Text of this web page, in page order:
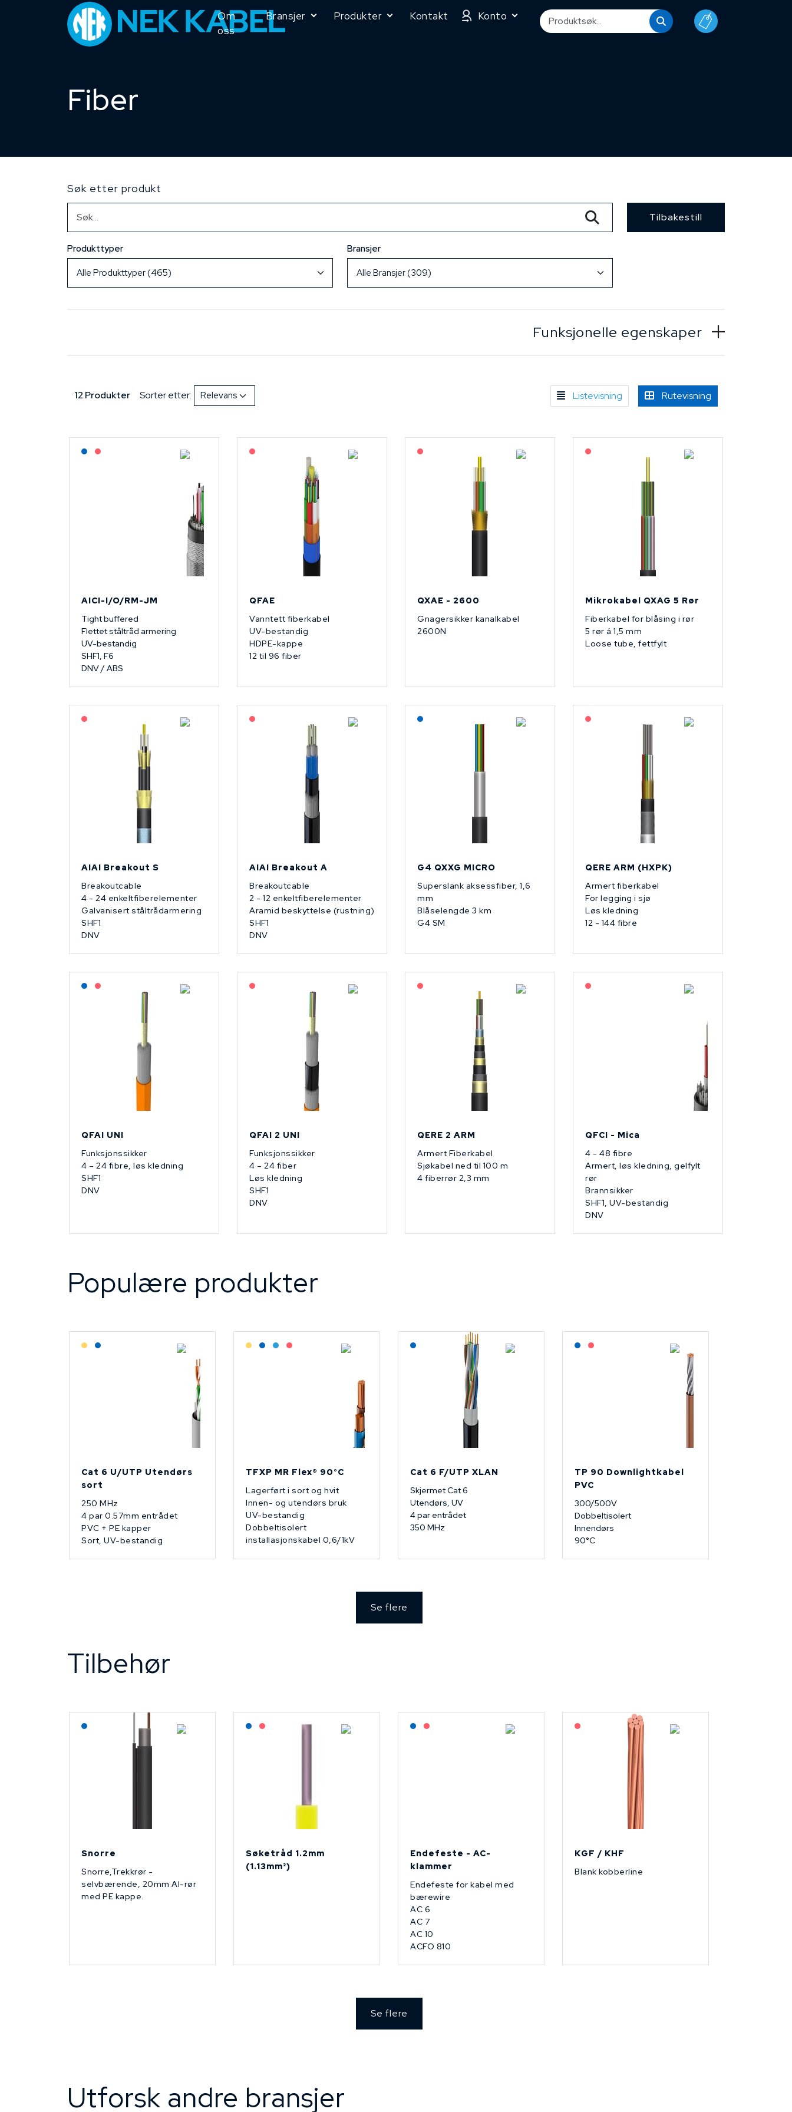
Om
oss
Bransjer Produkter Kontakt Konto
Fiber
Søk etter produkt
Tilbakestill
Produkttyper Bransjer
Funksjonelle egenskaper
12 Produkter Sorter etter: Listevisning Rutevisning
Lagerført: NEK Kabel
AICI-I/O/RM-JM
Tight buffered
Flettet ståltråd armering
UV-bestandig
SHF1, F6
DNV / ABS
QFAE
Vanntett fiberkabel
UV-bestandig
HDPE-kappe
12 til 96 fiber
QXAE - 2600
Gnagersikker kanalkabel
2600N
Mikrokabel QXAG 5 Rør
Fiberkabel for blåsing i rør
5 rør á 1,5 mm
Loose tube, fettfylt
AIAI Breakout S
Breakoutcable
4 - 24 enkeltfiberelementer
Galvanisert ståltrådarmering
SHF1
DNV
AIAI Breakout A
Breakoutcable
2 - 12 enkeltfiberelementer
Aramid beskyttelse (rustning)
SHF1
DNV
G4 QXXG MICRO
Superslank aksessfiber, 1,6
mm
Blåselengde 3 km
G4 SM
QERE ARM (HXPK)
Armert fiberkabel
For legging i sjø
Løs kledning
12 - 144 fibre
Lagerført: NEK Kabel
QFAI UNI
Funksjonssikker
4 – 24 fibre, løs kledning
SHF1
DNV
QFAI 2 UNI
Funksjonssikker
4 – 24 fiber
Løs kledning
SHF1
DNV
QERE 2 ARM
Armert Fiberkabel
Sjøkabel ned til 100 m
4 fiberrør 2,3 mm
QFCI - Mica
4 - 48 fibre
Armert, løs kledning, gelfylt
rør
Brannsikker
SHF1, UV-bestandig
DNV
Populære produkter
Lagerført: Grossist
Lagerført: NEK Kabel
Cat 6 U/UTP Utendørs
sort
250 MHz
4 par 0.57mm entrådet
PVC + PE kapper
Sort, UV-bestandig
Lagerført: Grossist
Lagerført: NEK Kabel
Bestilling: 2-3 uker
På forespørsel
TFXP MR Flex® 90°C
Lagerført i sort og hvit
Innen- og utendørs bruk
UV-bestandig
Dobbeltisolert
installasjonskabel 0,6/1kV
Lagerført: NEK Kabel
Cat 6 F/UTP XLAN
Skjermet Cat 6
Utendørs, UV
4 par entrådet
350 MHz
Lagerført: NEK Kabel
TP 90 Downlightkabel
PVC
300/500V
Dobbeltisolert
Innendørs
90°C
Se flere
Tilbehør
Snorre
Snorre,Trekkrør -
selvbærende, 20mm Al-rør
med PE kappe.
Lagerført: NEK Kabel
På forespørsel
Søketråd 1.2mm
(1.13mm²)
Lagerført: NEK Kabel
Endefeste - AC-
klammer
Endefeste for kabel med
bærewire
AC 6
AC 7
AC 10
ACFO 810
På forespørsel
KGF / KHF
Blank kobberline
Se flere
Utforsk andre bransjer